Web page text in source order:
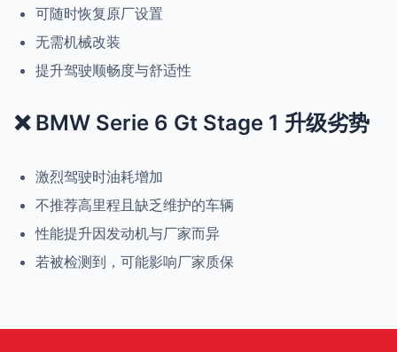
可随时恢复原厂设置
无需机械改装
提升驾驶顺畅度与舒适性
❌ BMW Serie 6 Gt Stage 1 升级劣势
激烈驾驶时油耗增加
不推荐高里程且缺乏维护的车辆
性能提升因发动机与厂家而异
若被检测到，可能影响厂家质保